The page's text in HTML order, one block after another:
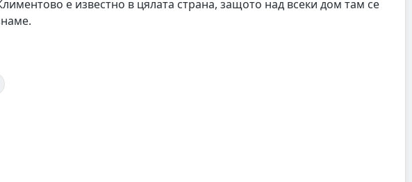
е известно в цялата страна, защото над всеки дом там се